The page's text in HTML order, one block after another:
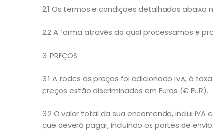
2.1 Os termos e condições detalhados abaixo
2.2 A forma através da qual processamos e
3. PREÇOS
3.1 A todos os preços foi adicionado IVA, à
preços estão discriminados em Euros (€ EUR).
3.2 O valor total da sua encomenda, inclui
que deverá pagar, incluindo os portes de envio.